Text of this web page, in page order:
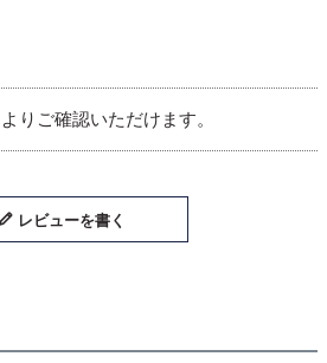
よりご確認いただけます。
レビューを書く